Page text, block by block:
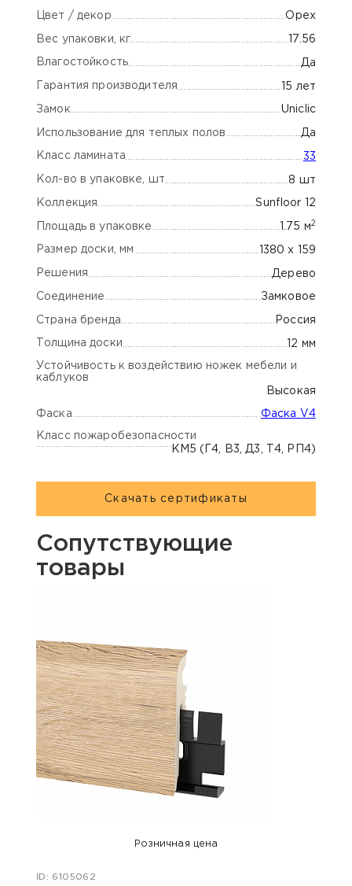
Цвет / декор Орех
Вес упаковки, кг 17.56
Влагостойкость Да
Гарантия производителя 15 лет
Замок Uniclic
Использование для теплых полов Да
Класс ламината 33
Кол-во в упаковке, шт 8 шт
Коллекция Sunfloor 12
Площадь в упаковке 1.75 м 2
Размер доски, мм 1380 х 159
Решения Дерево
Соединение Замковое
Страна бренда Россия
Толщина доски 12 мм
Устойчивость к воздействию ножек мебели и
каблуков
Высокая
Фаска Фаска V4
Класс пожаробезопасности
КМ5 (Г4, В3, Д3, Т4, РП4)
Скачать сертификаты
Сопутствующие
товары
Розничная цена
ID: 6105062